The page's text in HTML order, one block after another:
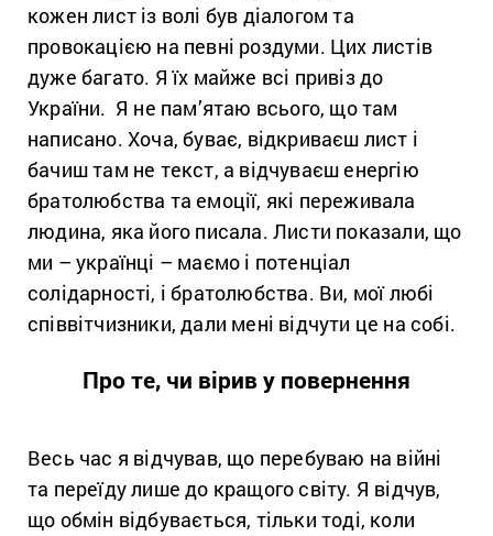
кожен лист із волі був діалогом та
провокацією на певні роздуми. Цих листів
дуже багато. Я їх майже всі привіз до
України. Я не пам’ятаю всього, що там
написано. Хоча, буває, відкриваєш лист і
бачиш там не текст, а відчуваєш енергію
братолюбства та емоції, які переживала
людина, яка його писала. Листи показали, що
ми – українці – маємо і потенціал
солідарності, і братолюбства. Ви, мої любі
співвітчизники, дали мені відчути це на собі.
Про те, чи вірив у повернення
Весь час я відчував, що перебуваю на війні
та переїду лише до кращого світу. Я відчув,
що обмін відбувається, тільки тоді, коли